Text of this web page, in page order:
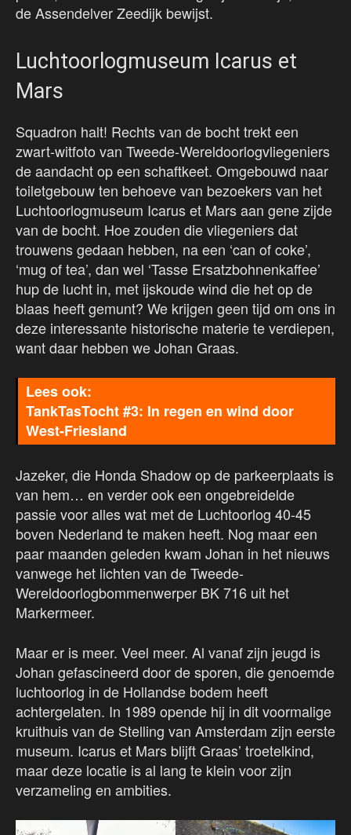
de Assendelver Zeedijk bewijst.
Luchtoorlogmuseum Icarus et
Mars
Squadron halt! Rechts van de bocht trekt een
zwart-witfoto van Tweede-Wereldoorlogvliegeniers
de aandacht op een schaftkeet. Omgebouwd naar
toiletgebouw ten behoeve van bezoekers van het
Luchtoorlogmuseum Icarus et Mars aan gene zijde
van de bocht. Hoe zouden die vliegeniers dat
trouwens gedaan hebben, na een ‘can of coke’,
‘mug of tea’, dan wel ‘Tasse Ersatzbohnenkaffee’
hup de lucht in, met ijskoude wind die het op de
blaas heeft gemunt? We krijgen geen tijd om ons in
deze interessante historische materie te verdiepen,
want daar hebben we Johan Graas.
TankTasTocht #3: In regen en wind door
West-Friesland
Jazeker, die Honda Shadow op de parkeerplaats is
van hem… en verder ook een ongebreidelde
passie voor alles wat met de Luchtoorlog 40-45
boven Nederland te maken heeft. Nog maar een
paar maanden geleden kwam Johan in het nieuws
vanwege het lichten van de Tweede-
Wereldoorlogbommenwerper BK 716 uit het
Markermeer.
Maar er is meer. Veel meer. Al vanaf zijn jeugd is
Johan gefascineerd door de sporen, die genoemde
luchtoorlog in de Hollandse bodem heeft
achtergelaten. In 1989 opende hij in dit voormalige
kruithuis van de Stelling van Amsterdam zijn eerste
museum. Icarus et Mars blijft Graas’ troetelkind,
maar deze locatie is al lang te klein voor zijn
verzameling en ambities.